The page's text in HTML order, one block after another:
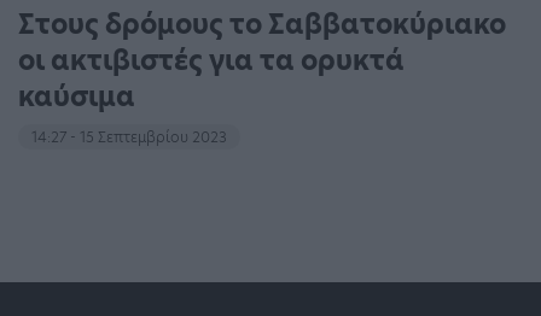
Στους δρόμους το Σαββατοκύριακο
οι ακτιβιστές για τα ορυκτά
καύσιμα
14:27 - 15 Σεπτεμβρίου 2023